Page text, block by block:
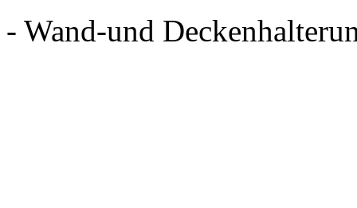
- Wand-und